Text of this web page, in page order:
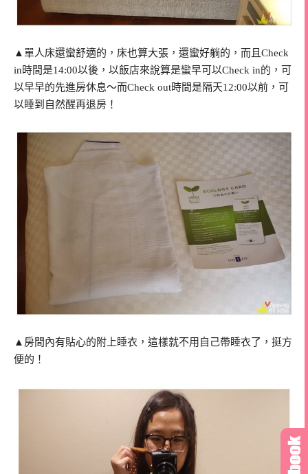
▲單人床還蠻舒適的，床也算大張，還蠻好躺的，而且Check
in時間是14:00以後，以飯店來說算是蠻早可以Check in的，可
以早早的先進房休息～而Check out時間是隔天12:00以前，可
以睡到自然醒再退房！
▲房間內有貼心的附上睡衣，這樣就不用自己帶睡衣了，挺方
便的！